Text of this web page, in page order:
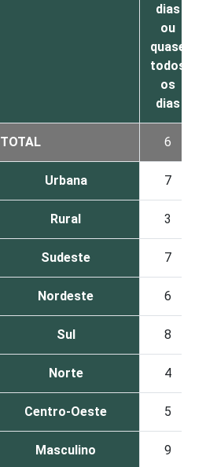
dias
ou
quase
todos
os
dias
TOTAL 6
Urbana 7
Rural 3
Sudeste 7
Nordeste 6
Sul 8
Norte 4
Centro-Oeste 5
Masculino 9